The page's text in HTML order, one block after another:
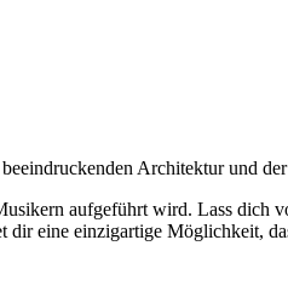
Architektur und
aufgeführt wird. Lass dich
eine einzigartige Möglichkeit,